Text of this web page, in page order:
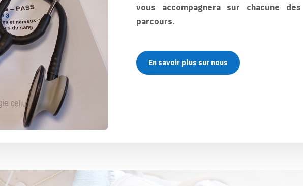
vous accompagnera sur chacune
parcours.
En savoir plus sur nous